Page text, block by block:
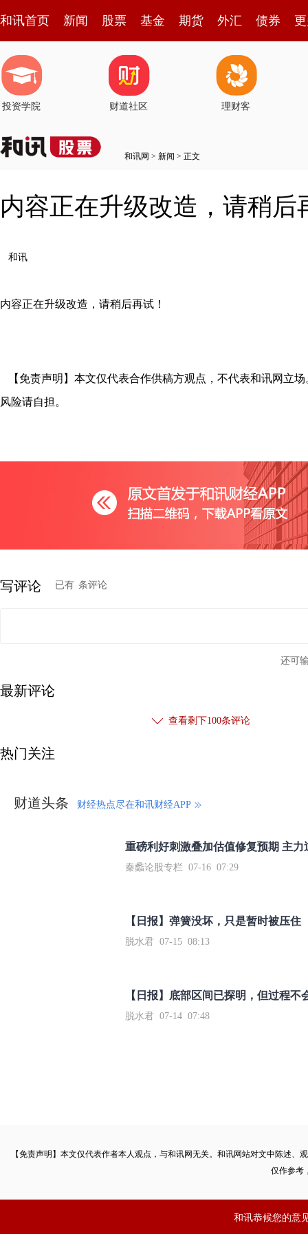
和讯首页 新闻 股票 基金 期货 外汇 债券
投资学院 财道社区 理财客
和讯网 > 新闻 > 正文
内容正在升级改造，请稍后
和讯
内容正在升级改造，请稍后再试！
【免责声明】本文仅代表合作供稿方观点，不代表和讯网立
风险请自担。
写评论 已有 条评论
还可
最新评论
查看剩下100条评论
热门关注
财道头条 财经热点尽在和讯财经APP
秦蠡论股专栏 07-16 07:29
【日报】弹簧没坏，只是暂时被压住
脱水君 07-15 08:13
【日报】底部区间已探明，但过程不
脱水君 07-14 07:48
【免责声明】本文仅代表作者本人观点，与和讯网无关。和讯网站对文中陈述
仅作参考
和讯恭候您的意